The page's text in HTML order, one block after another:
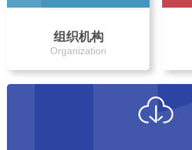
组织机构
Organization